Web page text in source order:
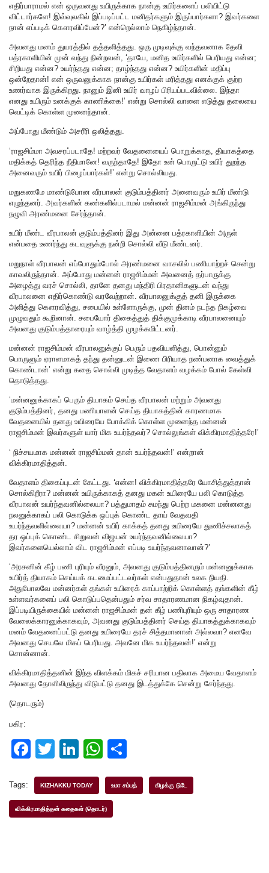
எதிர்பாராமல் என் ஒருவனது உயிருக்காக நான்கு உயிர்களைப் பலியிட்டு
விட்டார்களே! இவ்வுலகில் இப்படிப்பட்ட மனிதர்களும் இருப்பார்களா? இவர்களை
நான் எப்படிக் கௌரவிப்பேன்?’ என்றெல்லாம் நெகிழ்ந்தான்.
அவனது மனம் துயரத்தில் தத்தளித்தது. ஒரு முடிவுக்கு வந்தவனாக தேவி
பத்ரகாளியின் முன் வந்து நின்றவன், ‘தாயே, மனித உயிர்களில் பெரியது என்ன;
சிறியது என்ன? உயர்ந்தது என்ன; தாழ்ந்தது என்ன? உயிர்களின் மதிப்பு
ஒன்றேதான்! என் ஒருவனுக்காக நான்கு உயிர்கள் மரித்தது எனக்குக் குற்ற
உணர்வாக இருக்கிறது. நானும் இனி உயிர் வாழப் பிரியப்படவில்லை. இந்தா
எனது உயிரும் உனக்குக் காணிக்கை!’ என்று சொல்லி வாளை எடுத்து தலையை
வெட்டிக் கொள்ள முனைந்தான்.
அப்போது மீண்டும் அசரீரி ஒலித்தது.
‘ராஜசிம்மா அவசரப்படாதே! மற்றவர் வேதனையைப் பொறுக்காத, தியாகத்தை
மதிக்கத் தெரிந்த நீதிமானே! வருந்தாதே! இதோ உன் பொருட்டு உயிர் துறந்த
அனைவரும் உயிர் பிழைப்பார்கள்!’ என்று சொல்லியது.
மறுகணமே மாண்டுபோன வீரபாலன் குடும்பத்தினர் அனைவரும் உயிர் மீண்டு
எழுந்தனர். அவர்களின் கண்களில்படாமல் மன்னன் ராஜசிம்மன் அங்கிருந்து
நழுவி அரண்மனை சேர்ந்தான்.
உயிர் மீண்ட வீரபாலன் குடும்பத்தினர் இது அன்னை பத்ரகாளியின் அருள்
என்பதை உணர்ந்து கடவுளுக்கு நன்றி சொல்லி வீடு மீண்டனர்.
மறுநாள் வீரபாலன் எப்போதும்போல் அரண்மனை வாசலில் பணியாற்றச் சென்று
காவலிருந்தான். அப்போது மன்னன் ராஜசிம்மன் அவனைத் தர்பாருக்கு
அழைத்து வரச் சொல்லி, தானே தனது மந்திரி பிரதானிகளுடன் வந்து
வீரபாலனை எதிர்கொண்டு வரவேற்றான். வீரபாலனுக்குத் தனி இருக்கை
அளித்து கௌரவித்து, சபையில் உள்ளோருக்கு, முன் தினம் நடந்த நிகழ்வை
முழுவதும் கூறினான். சபையோர் திகைத்துத் திக்குமுக்காடி வீரபாலனையும்
அவனது குடும்பத்தாரையும் வாழ்த்தி முழக்கமிட்டனர்.
மன்னன் ராஜசிம்மன் வீரபாலனுக்குப் பெரும் பதவியளித்து, பொன்னும்
பொருளும் ஏராளமாகத் தந்து தன்னுடன் இணை பிரியாத நண்பனாக வைத்துக்
கொண்டான்’ என்று கதை சொல்லி முடித்த வேதாளம் வழக்கம் போல் கேள்வி
தொடுத்தது.
‘மன்னனுக்காகப் பெரும் தியாகம் செய்த வீரபாலன் மற்றும் அவனது
குடும்பத்தினர், தனது பணியாளன் செய்த தியாகத்தின் காரணமாக
வேதனையில் தனது உயிரையே போக்கிக் கொள்ள முனைந்த மன்னன்
ராஜசிம்மன் இவர்களுள் யார் மிக உயர்ந்தவர்? சொல்லுங்கள் விக்கிரமாதித்தரே!’
‘ நிச்சயமாக மன்னன் ராஜசிம்மன் தான் உயர்ந்தவன்!’ என்றான்
விக்கிரமாதித்தன்.
வேதாளம் திகைப்புடன் கேட்டது. ‘என்ன! விக்கிரமாதித்தரே யோசித்துத்தான்
சொல்கிறீரா? மன்னன் உயிருக்காகத் தனது மகன் உயிரையே பலி கொடுத்த
வீரபாலன் உயர்ந்தவனில்லையா? பத்துமாதம் சுமந்து பெற்ற மகனை மன்னனது
நலனுக்காகப் பலி கொடுக்க ஒப்புக் கொண்ட தாய் வேதவதி
உயர்ந்தவளில்லையா? மன்னன் உயிர் காக்கத் தனது உயிரையே துணிச்சலாகத்
தர ஒப்புக் கொண்ட சிறுவன் விஜயன் உயர்ந்தவனில்லையா?
இவர்களையெல்லாம் விட ராஜசிம்மன் எப்படி உயர்ந்தவனாவான்?’
‘அரசனின் கீழ் பணி புரியும் வீரனும், அவனது குடும்பத்தினரும் மன்னனுக்காக
உயிர்த் தியாகம் செய்யக் கடமைப்பட்டவர்கள் என்பதுதான் உலக நியதி.
அதுபோலவே மன்னர்கள் தங்கள் உயிரைக் காப்பாற்றிக் கொள்ளத் தங்களின் கீழ்
உள்ளவர்களைப் பலி கொடுப்பதென்பதும் சர்வ சாதாரணமான நிகழ்வுதான்.
இப்படியிருக்கையில் மன்னன் ராஜசிம்மன் தன் கீழ் பணிபுரியும் ஒரு சாதாரண
வேலைக்காரனுக்காகவும், அவனது குடும்பத்தினர் செய்த தியாகத்துக்காகவும்
மனம் வேதனைப்பட்டு தனது உயிரையே தரச் சித்தமானான் அல்லவா? எனவே
அவனது செயலே மிகப் பெரியது. அவனே மிக உயர்ந்தவன்!’ என்று
சொன்னான்.
விக்கிரமாதித்தனின் இந்த விளக்கம் மிகச் சரியான பதிலாக அமைய வேதாளம்
அவனது தோளிலிருந்து விடுபட்டு தனது இடத்துக்கே சென்று சேர்ந்தது.
(தொடரும்)
பகிர:
F
c
e
T
tt
er
Li
k
e
W
at
s
ar
Tags: KIZHAKKU TODAY உமா சம்பத் கிழக்கு டுடே
விக்கிரமாதித்தன் கதைகள் (தொடர்)